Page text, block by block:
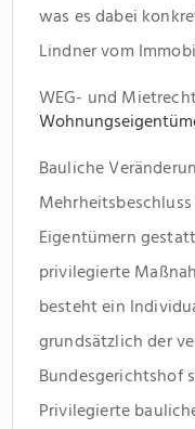
was es dabei
Lindner vom
WEG- und
Bauliche
Eigentümern
privilegierte
besteht ein
grundsätzlich der
Bundesgerichtshof
Privilegierte